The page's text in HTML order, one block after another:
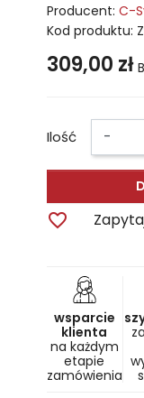
Producent: C-
Kod produktu:
309,00 zł
Ilość -

wsparcie
klienta
na każdym
etapie
zamówienia